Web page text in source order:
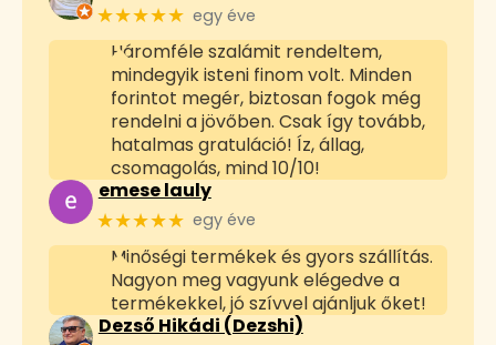
★★★★★ egy éve
Háromféle szalámit rendeltem,
mindegyik isteni finom volt. Minden
forintot megér, biztosan fogok még
rendelni a jövőben. Csak így tovább,
hatalmas gratuláció! Íz, állag,
csomagolás, mind 10/10!
emese lauly
★★★★★ egy éve
Minőségi termékek és gyors szállítás.
Nagyon meg vagyunk elégedve a
termékekkel, jó szívvel ajánljuk őket!
Dezső Hikádi (Dezshi)